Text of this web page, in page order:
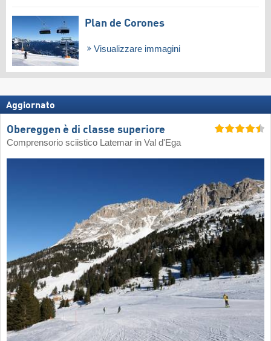
Plan de Corones
Visualizzare immagini
Aggiornato
Obereggen è di classe superiore
Comprensorio sciistico Latemar in Val d'Ega